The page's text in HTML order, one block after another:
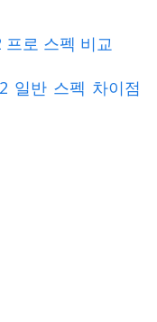
로 스펙 비교
일반 스펙 차이점